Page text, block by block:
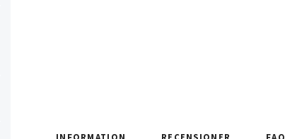
INFORMATION RECENSIONER FAQ